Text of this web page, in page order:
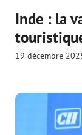
Inde : la
19 décembre